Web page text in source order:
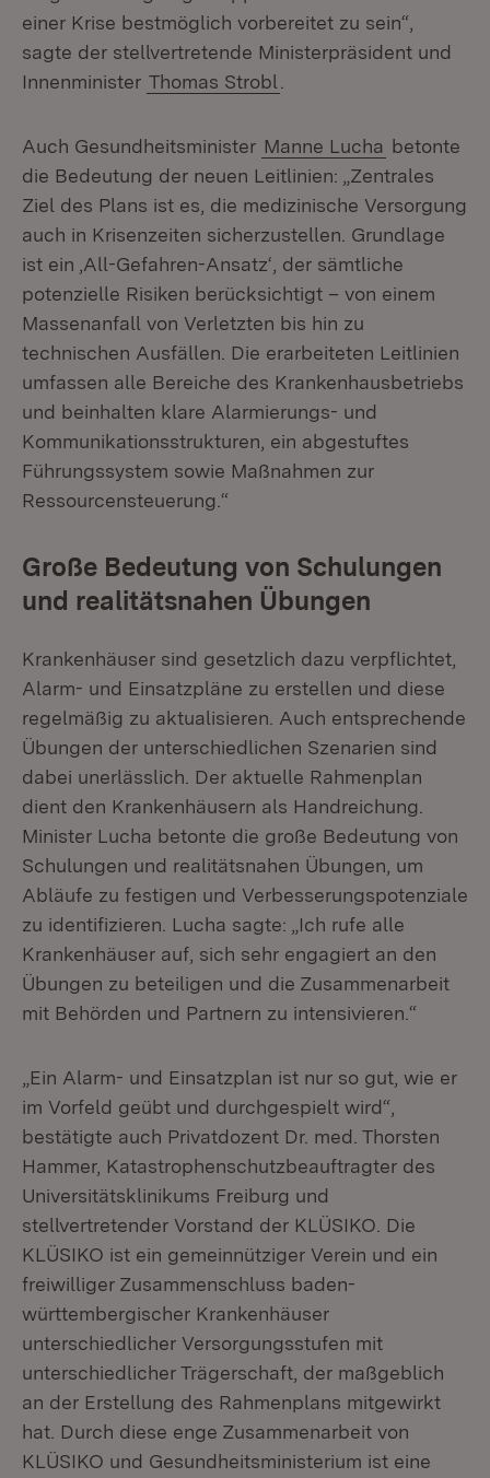
einer Krise bestmöglich vorbereitet zu sein“,
sagte der stellvertretende Ministerpräsident und
Innenminister Thomas Strobl
Auch Gesundheitsminister Manne Lucha betonte
die Bedeutung der neuen Leitlinien: „Zentrales
Ziel des Plans ist es, die medizinische Versorgung
auch in Krisenzeiten sicherzustellen. Grundlage
ist ein ‚All-Gefahren-Ansatz‘, der sämtliche
potenzielle Risiken berücksichtigt – von einem
Massenanfall von Verletzten bis hin zu
technischen Ausfällen. Die erarbeiteten Leitlinien
umfassen alle Bereiche des Krankenhausbetriebs
und beinhalten klare Alarmierungs- und
Kommunikationsstrukturen, ein abgestuftes
Führungssystem sowie Maßnahmen zur
Ressourcensteuerung.“
Große Bedeutung von Schulungen
und realitätsnahen Übungen
Krankenhäuser sind gesetzlich dazu verpflichtet,
Alarm- und Einsatzpläne zu erstellen und diese
regelmäßig zu aktualisieren. Auch entsprechende
Übungen der unterschiedlichen Szenarien sind
dabei unerlässlich. Der aktuelle Rahmenplan
dient den Krankenhäusern als Handreichung.
Minister Lucha betonte die große Bedeutung von
Schulungen und realitätsnahen Übungen, um
Abläufe zu festigen und Verbesserungspotenziale
zu identifizieren. Lucha sagte: „Ich rufe alle
Krankenhäuser auf, sich sehr engagiert an den
Übungen zu beteiligen und die Zusammenarbeit
mit Behörden und Partnern zu intensivieren.“
„Ein Alarm- und Einsatzplan ist nur so gut, wie er
im Vorfeld geübt und durchgespielt wird“,
bestätigte auch Privatdozent Dr. med. Thorsten
Hammer, Katastrophenschutzbeauftragter des
Universitätsklinikums Freiburg und
stellvertretender Vorstand der KLÜSIKO. Die
KLÜSIKO ist ein gemeinnütziger Verein und ein
freiwilliger Zusammenschluss baden-
württembergischer Krankenhäuser
unterschiedlicher Versorgungsstufen mit
unterschiedlicher Trägerschaft, der maßgeblich
an der Erstellung des Rahmenplans mitgewirkt
hat. Durch diese enge Zusammenarbeit von
KLÜSIKO und Gesundheitsministerium ist eine